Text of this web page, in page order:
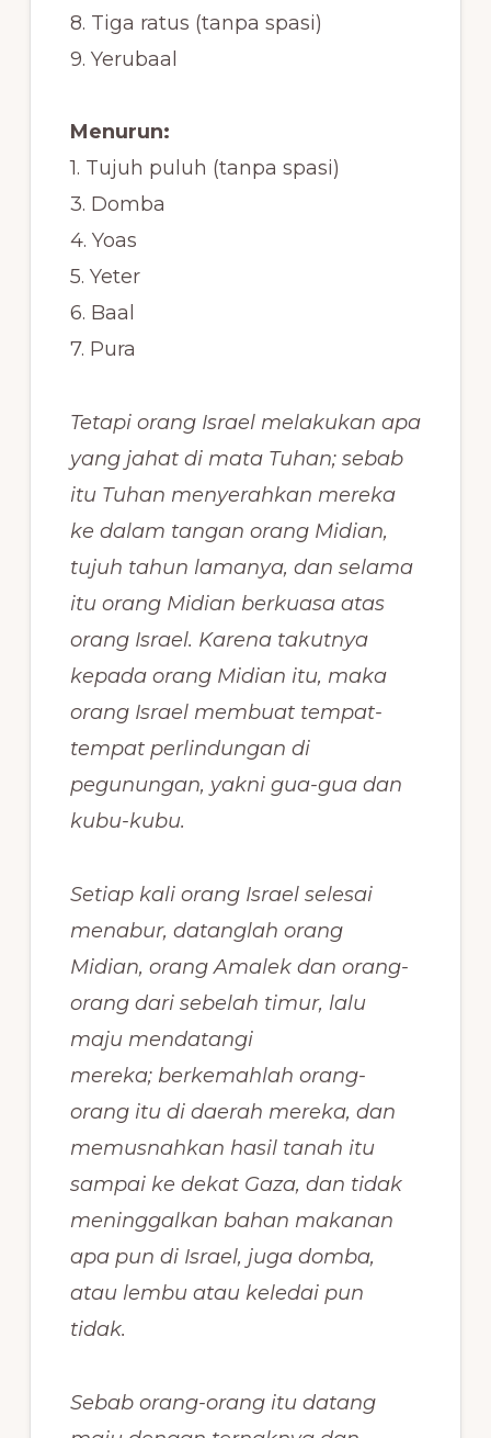
8. Tiga ratus (tanpa spasi)
9. Yerubaal
Menurun:
1. Tujuh puluh (tanpa spasi)
3. Domba
4. Yoas
5. Yeter
6. Baal
7. Pura
Tetapi orang Israel melakukan apa
yang jahat di mata Tuhan; sebab
itu Tuhan menyerahkan mereka
ke dalam tangan orang Midian,
tujuh tahun lamanya, dan selama
itu orang Midian berkuasa atas
orang Israel. Karena takutnya
kepada orang Midian itu, maka
orang Israel membuat tempat-
tempat perlindungan di
pegunungan, yakni gua-gua dan
kubu-kubu.
Setiap kali orang Israel selesai
menabur, datanglah orang
Midian, orang Amalek dan orang-
orang dari sebelah timur, lalu
maju mendatangi
mereka; berkemahlah orang-
orang itu di daerah mereka, dan
memusnahkan hasil tanah itu
sampai ke dekat Gaza, dan tidak
meninggalkan bahan makanan
apa pun di Israel, juga domba,
atau lembu atau keledai pun
tidak.
Sebab orang-orang itu datang